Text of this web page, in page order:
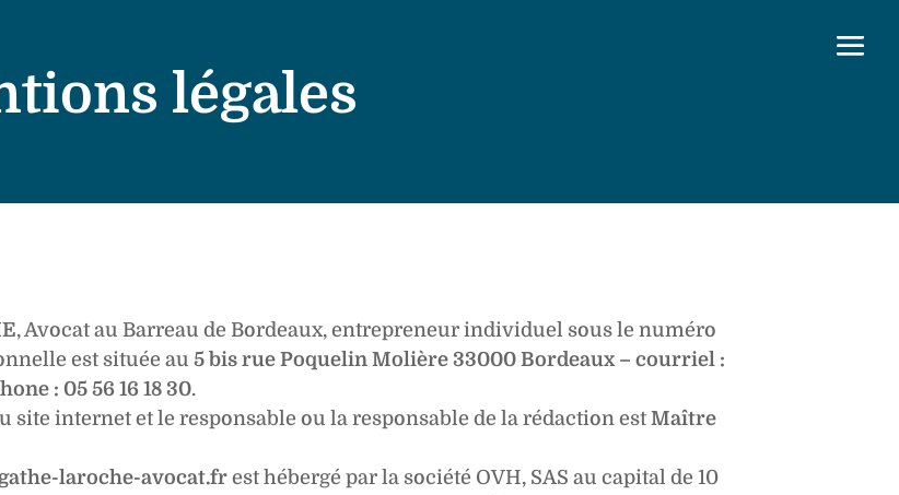
légales
, Avocat au Barreau de Bordeaux, entrepreneur individuel sous le numéro
est située au5 bis rue Poquelin Molière 33000 Bordeaux – courriel :
: 05 56 16 18 30.
internet et le responsable ou la responsable de la rédaction estMaître
laroche-avocat.frest hébergé par la société OVH, SAS au capital de 10